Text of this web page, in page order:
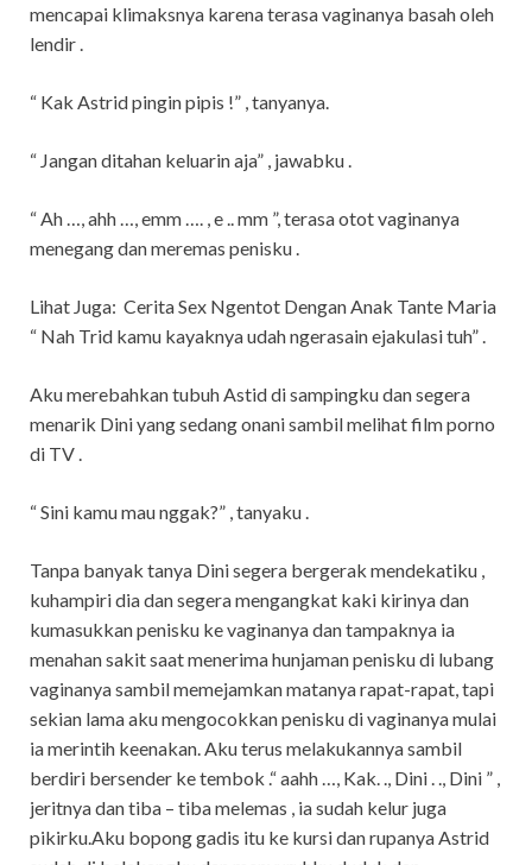
mencapai klimaksnya karena terasa vaginanya basah oleh
lendir .
“ Kak Astrid pingin pipis !” , tanyanya.
“ Jangan ditahan keluarin aja” , jawabku .
“ Ah …, ahh …, emm …. , e .. mm ”, terasa otot vaginanya
menegang dan meremas penisku .
Lihat Juga: Cerita Sex Ngentot Dengan Anak Tante Maria
“ Nah Trid kamu kayaknya udah ngerasain ejakulasi tuh” .
Aku merebahkan tubuh Astid di sampingku dan segera
menarik Dini yang sedang onani sambil melihat film porno
di TV .
“ Sini kamu mau nggak?” , tanyaku .
Tanpa banyak tanya Dini segera bergerak mendekatiku ,
kuhampiri dia dan segera mengangkat kaki kirinya dan
kumasukkan penisku ke vaginanya dan tampaknya ia
menahan sakit saat menerima hunjaman penisku di lubang
vaginanya sambil memejamkan matanya rapat-rapat, tapi
sekian lama aku mengocokkan penisku di vaginanya mulai
ia merintih keenakan. Aku terus melakukannya sambil
berdiri bersender ke tembok .“ aahh …, Kak. ., Dini . ., Dini ” ,
jeritnya dan tiba – tiba melemas , ia sudah kelur juga
pikirku.Aku bopong gadis itu ke kursi dan rupanya Astrid